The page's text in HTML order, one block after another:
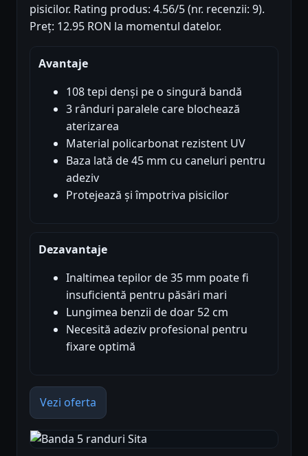
pisicilor. Rating produs: 4.56/5 (nr. recenzii: 9).
Preț: 12.95 RON la momentul datelor.
Avantaje
108 tepi denși pe o singură bandă
3 rânduri paralele care blochează
aterizarea
Material policarbonat rezistent UV
Baza lată de 45 mm cu caneluri pentru
adeziv
Protejează și împotriva pisicilor
Dezavantaje
Inaltimea tepilor de 35 mm poate fi
insuficientă pentru păsări mari
Lungimea benzii de doar 52 cm
Necesită adeziv profesional pentru
fixare optimă
Vezi oferta